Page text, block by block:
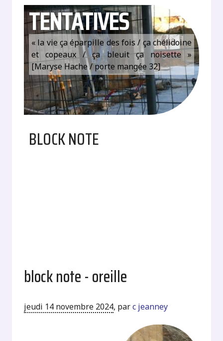
TENTATIVES
« la vie ça éparpille des fois / ça chélidoine
et copeaux / ça bleuit ça noisette »
[Maryse Hache / porte mangée 32]
BLOCK NOTE
block note - oreille
jeudi 14 novembre 2024, parc jeanney